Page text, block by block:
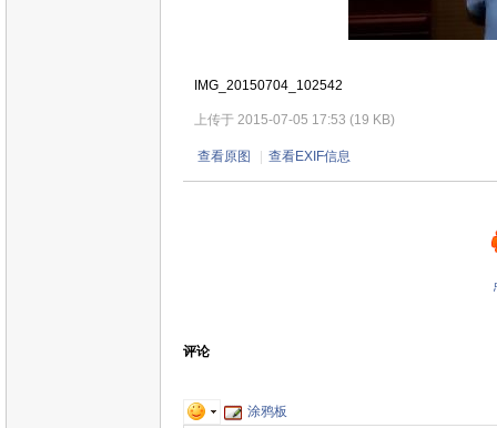
IMG_20150704_102542
上传于 2015-07-05 17:53 (19 KB)
查看原图 查看EXIF信息
评论
涂鸦板